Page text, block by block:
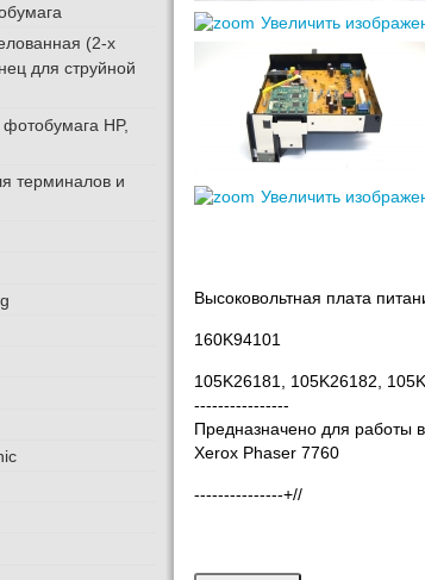
Увеличить
Увеличить
Высоковольтная плата
160K94101
105K26181, 105K26182,
----------------
Предназначено для работы
Xerox Phaser 7760
---------------+//
(2-х
для струйной
HP,
терминалов и